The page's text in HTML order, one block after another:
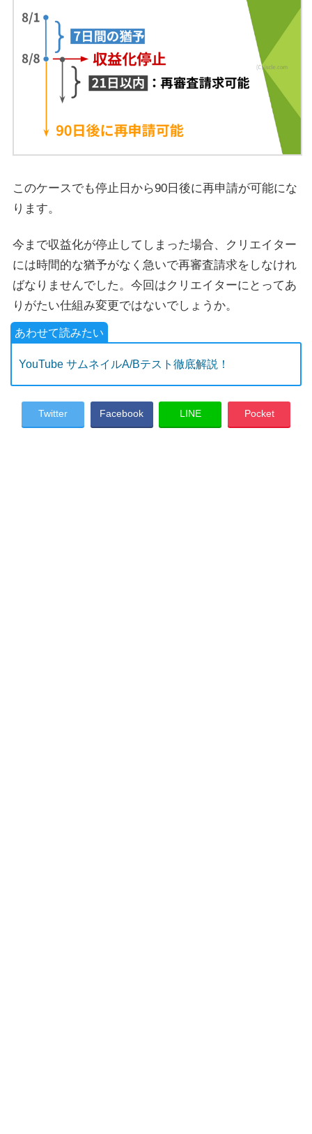
このケースでも停止日から90日後に再申請が可能にな
ります。
今まで収益化が停止してしまった場合、クリエイター
には時間的な猶予がなく急いで再審査請求をしなけれ
ばなりませんでした。今回はクリエイターにとってあ
りがたい仕組み変更ではないでしょうか。
YouTube サムネイルA/Bテスト徹底解説！
Twitter Facebook LINE Pocket